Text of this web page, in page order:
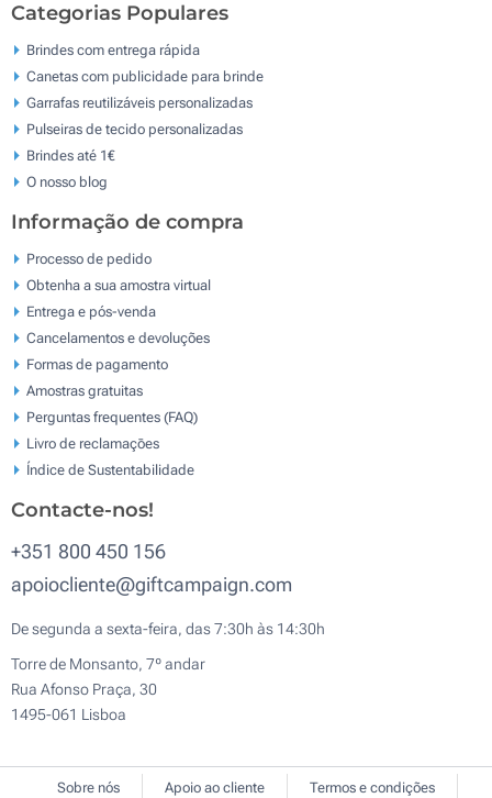
Categorias Populares
Brindes com entrega rápida
Canetas com publicidade para brinde
Garrafas reutilizáveis personalizadas
Pulseiras de tecido personalizadas
Brindes até 1€
O nosso blog
Informação de compra
Processo de pedido
Obtenha a sua amostra virtual
Entrega e pós-venda
Cancelamentos e devoluções
Formas de pagamento
Amostras gratuitas
Perguntas frequentes (FAQ)
Livro de reclamaçōes
Índice de Sustentabilidade
Contacte-nos!
+351 800 450 156
apoiocliente@giftcampaign.com
De segunda a sexta-feira, das 7:30h às 14:30h
Torre de Monsanto, 7º andar
Rua Afonso Praça, 30
1495-061 Lisboa
Sobre nós Apoio ao cliente
Termos e condições